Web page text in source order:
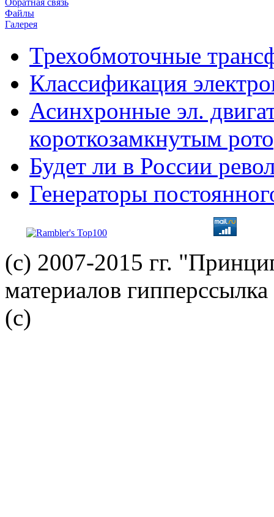
Обратная связь
Файлы
Галерея
Трехобмоточные
Классификация
Асинхронные эл.
короткозамкнутым
Будет ли в России
Генераторы
(с) 2007-2015 гг.
материалов гипперссылка
(c)